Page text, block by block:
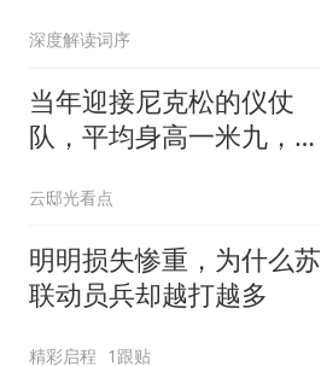
深度解读词序
当年迎接尼克松的仪仗
队，平均身高一米九，尼
云邸光看点
明明损失惨重，为什么苏
联动员兵却越打越多
精彩启程 1跟贴